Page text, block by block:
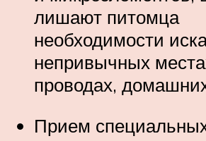
лишают питомца
необходимости
непривычных
проводах,
Прием